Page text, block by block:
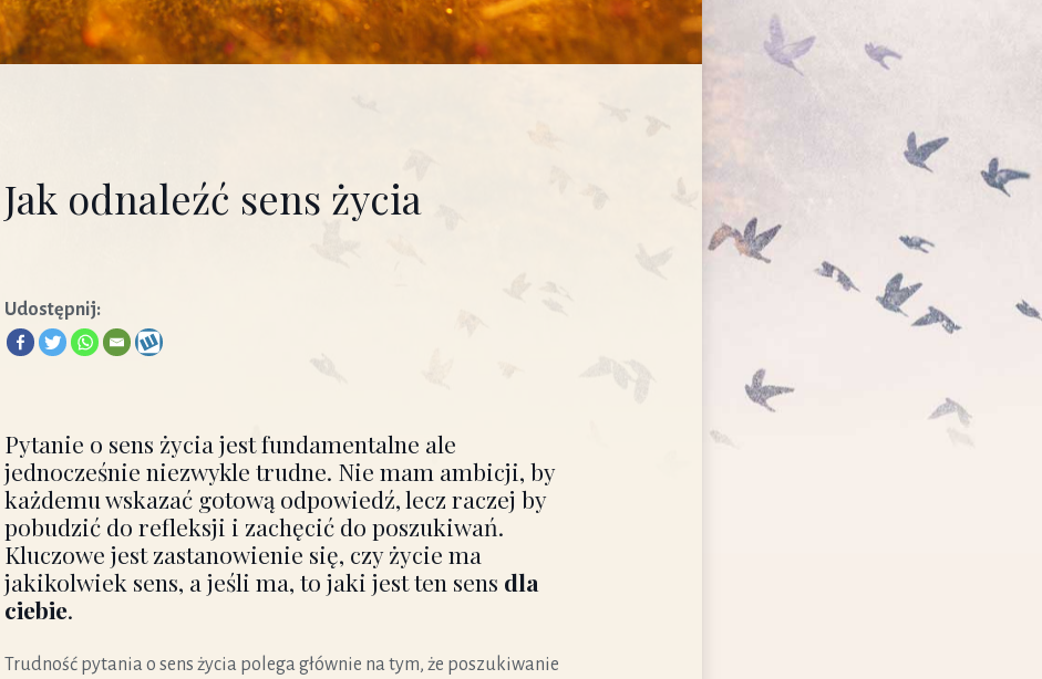
Jak odnaleźć sens życia
Udostępnij:
Pytanie o sens życia jest fundamentalne ale
jednocześnie niezwykle trudne. Nie mam ambicji, by
każdemu wskazać gotową odpowiedź, lecz raczej by
pobudzić do refleksji i zachęcić do poszukiwań.
Kluczowe jest zastanowienie się, czy życie ma
jakikolwiek sens, a jeśli ma, to jaki jest ten sens dla
ciebie.
Trudność pytania o sens życia polega głównie na tym, że poszukiwanie